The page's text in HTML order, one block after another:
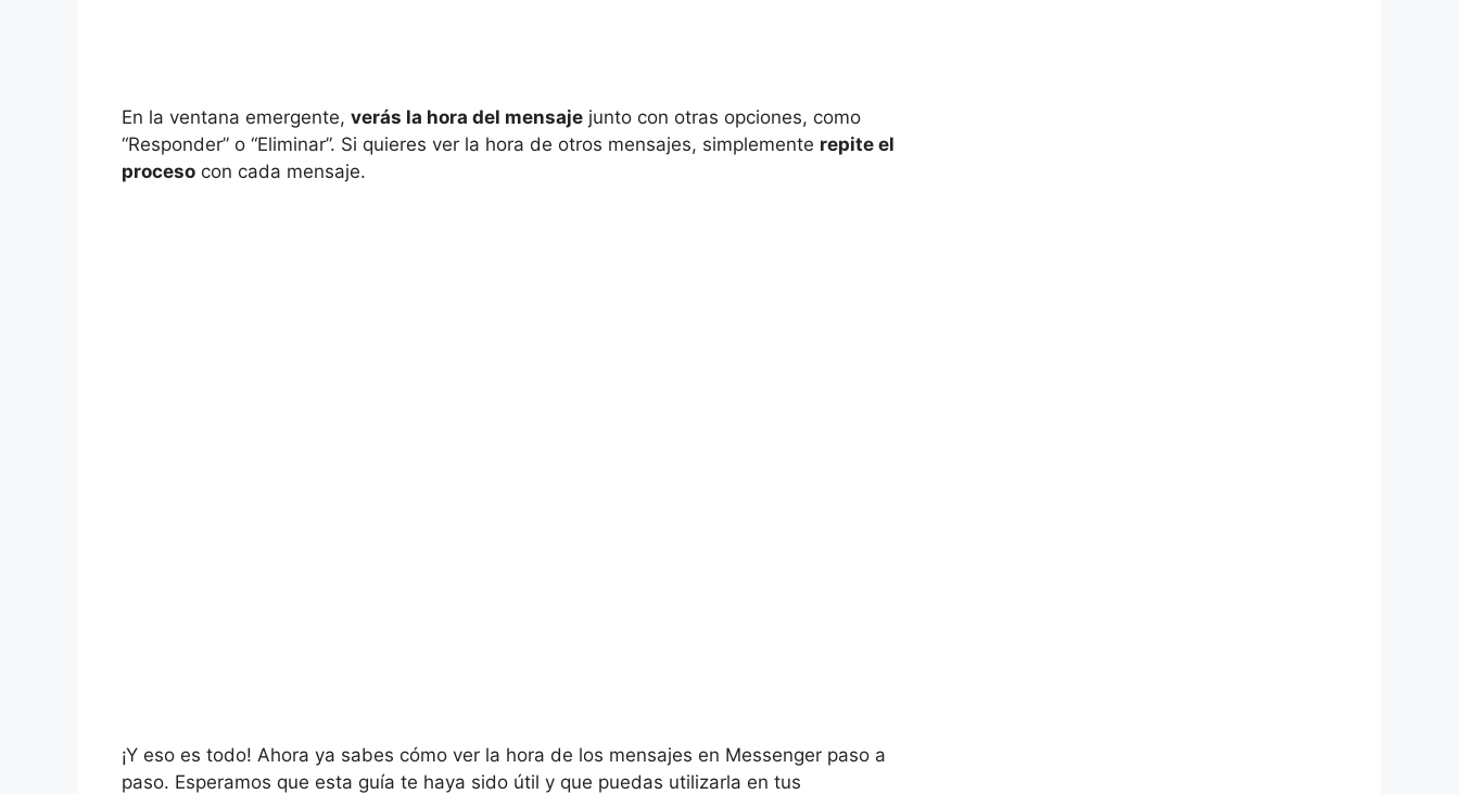
En la ventana emergente, verás la hora del mensaje junto con otras opciones, como
“Responder” o “Eliminar”. Si quieres ver la hora de otros mensajes, simplemente repite el
proceso con cada mensaje.
¡Y eso es todo! Ahora ya sabes cómo ver la hora de los mensajes en Messenger paso a
paso. Esperamos que esta guía te haya sido útil y que puedas utilizarla en tus